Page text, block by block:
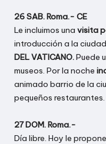
26 SAB. Roma.- CE
Le incluimos una visita
introducción a la
DEL VATICANO.Puede
museos. Por la noche
animado barrio de la
pequeños restaurantes.
27 DOM. Roma.-
Día libre. Hoy le